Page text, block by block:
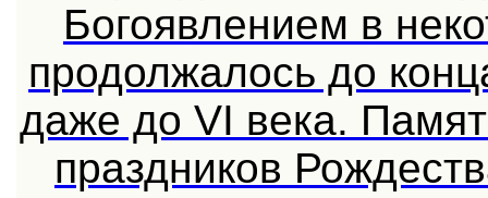
Богоявлением в
продолжалось до
даже до VI века.
праздников